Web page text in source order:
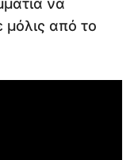
να
από το